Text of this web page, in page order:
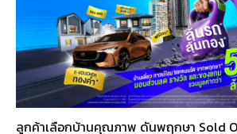
ลูกค้าเลือกบ้านคุณภาพ ดันพฤกษา Sold